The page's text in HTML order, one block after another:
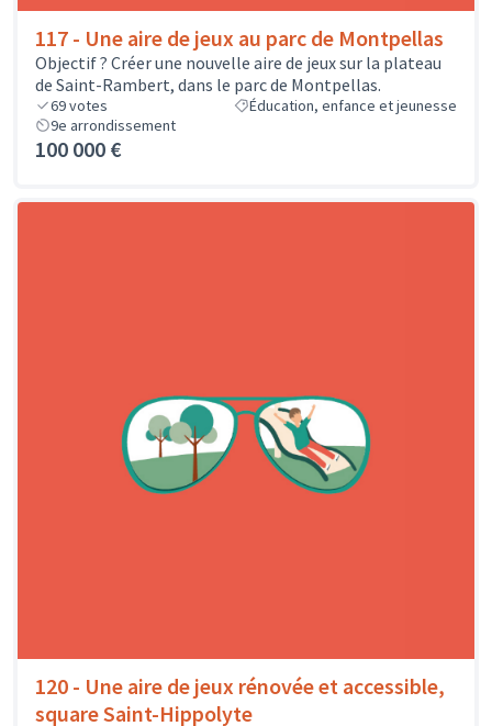
117 - Une aire de jeux au parc de Montpellas
Objectif ? Créer une nouvelle aire de jeux sur la plateau
de Saint-Rambert, dans le parc de Montpellas.
69votes
Éducation, enfance et jeunesse
9e arrondissement
100 000 €
120 - Une aire de jeux rénovée et accessible,
square Saint-Hippolyte